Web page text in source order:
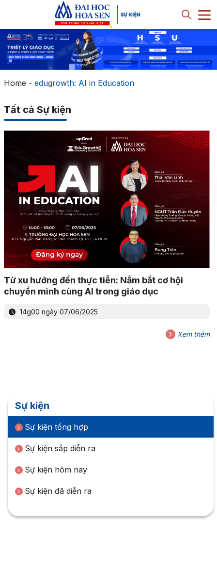
Home - edugrowth: AI in Education
Tất cả Sự kiện
Từ xu hướng đến thực tiễn: Nắm bắt cơ hội
chuyển mình cùng AI trong giáo dục
14g00 ngày 07/06/2025
Xem thêm
Sự kiện
Sự kiện tổng hợp
Sự kiện sắp diễn ra
Sự kiện hôm nay
Sự kiện đã diễn ra